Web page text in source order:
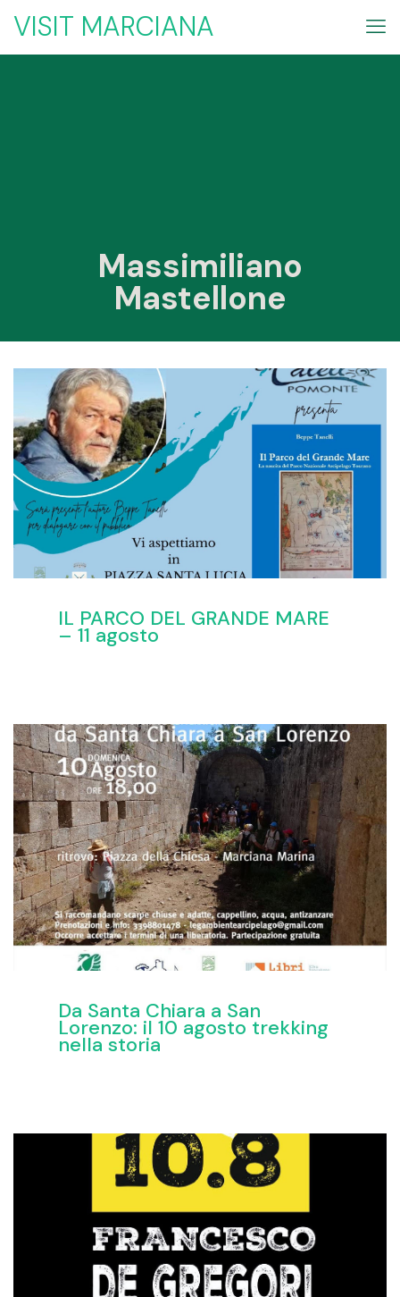
VISIT MARCIANA
Massimiliano
Mastellone
IL PARCO DEL GRANDE MARE
– 11 agosto
Da Santa Chiara a San
Lorenzo: il 10 agosto trekking
nella storia